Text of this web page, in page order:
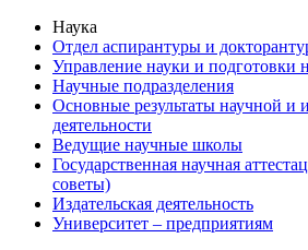
Наука
Отдел аспирантуры и
Управление науки и подготовки
Научные подразделения
Основные результаты научной и
деятельности
Ведущие научные школы
Государственная научная
советы)
Издательская деятельность
Университет – предприятиям